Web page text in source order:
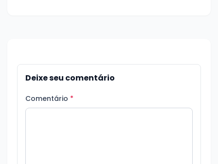
Deixe seu comentário
Comentário *